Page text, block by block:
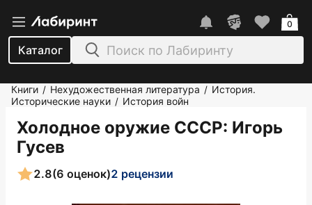
Каталог
0
Книги / Нехудожественная литература / История.
Исторические науки / История войн
Холодное оружие СССР: Игорь
Гусев
2.8(6 оценок)2 рецензии